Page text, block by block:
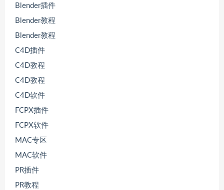
Blender插件
Blender教程
Blender教程
C4D插件
C4D教程
C4D教程
C4D软件
FCPX插件
FCPX软件
MAC专区
MAC软件
PR插件
PR教程